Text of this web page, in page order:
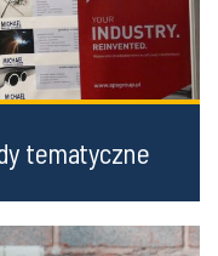
tematyczne